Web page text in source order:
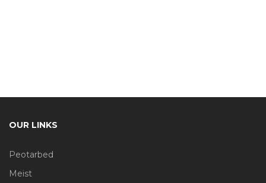
OUR LINKS
Peotarbed
Meist